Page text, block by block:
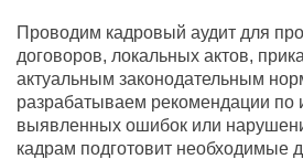
Проводим кадровый аудит для
договоров, локальных актов,
актуальным законодательным
разрабатываем рекомендации по
выявленных ошибок или
кадрам подготовит необходимые